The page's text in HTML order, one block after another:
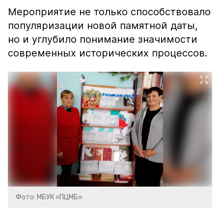
Мероприятие не только способствовало
популяризации новой памятной даты,
но и углубило понимание значимости
современных исторических процессов.
Фото: МБУК «ПЦМБ»